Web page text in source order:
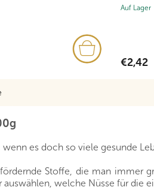
Auf Lager
€2,42
es doch so viele gesunde
Stoffe, die man immer
welche Nüsse für die